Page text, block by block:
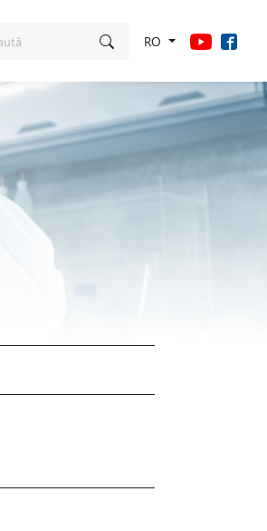
RO